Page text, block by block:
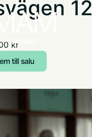
kr
till salu